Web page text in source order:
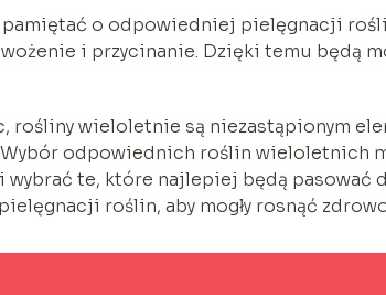
o odpowiedniej pielęgnacji
i przycinanie. Dzięki temu będą
rośliny wieloletnie są niezastąpionym
odpowiednich roślin wieloletnich
wybrać te, które najlepiej będą pasować
roślin, aby mogły rosnąć